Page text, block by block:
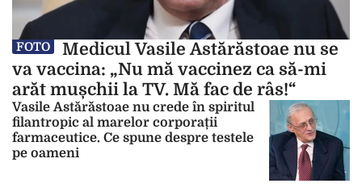
FOTO
Medicul Vasile Astărăstoae nu se
va vaccina: „Nu mă vaccinez ca să-mi
arăt mușchii la TV. Mă fac de râs!“
Vasile Astărăstoae nu crede în spiritul
filantropic al marelor corporații
farmaceutice. Ce spune despre testele
pe oameni